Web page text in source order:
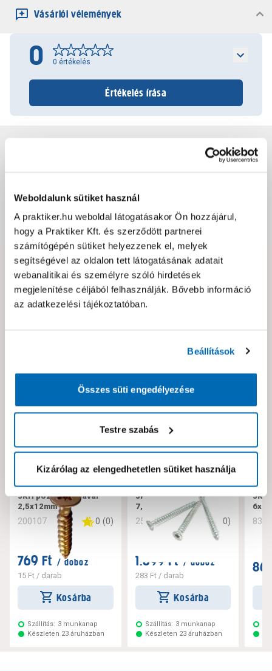
Weboldalunk sütiket használ
A praktiker.hu weboldal látogatásakor Ön hozzájárul,
hogy a Praktiker Kft. és szerződött partnerei
számítógépén sütiket helyezzenek el, melyek
segítségével az oldalon tett látogatásának adatait
webanalitikai és személyre szóló hirdetések
megjelenítése céljából felhasználják. Bővebb információ
az adatkezelési tájékoztatóban.
Beállítások
Összes süti engedélyezése
Testre szabás
Kizárólag az elengedhetetlen sütiket használja
Vásárlói vélemények
0 0 értékelés
Értékelés írása
Dokumentumok, felelős személy
Hibát találtál az oldalon vagy a termék leírásában?
Kérjük jelezd nekünk!
JKH pozdorjacsavar
2,5x12mm
200107 0 (0)
769 Ft / doboz
15 Ft / darab
Kosárba
Szállítás: 3 munkanap
Készleten 23 áruházban
JKH tokrögzítő csavar
7,5x182
256221 0 0)
1.699 Ft / doboz
283 Ft/ darab
Kosárba
Szállítás: 3 munkanap
Készleten 23 áruházban
JKH